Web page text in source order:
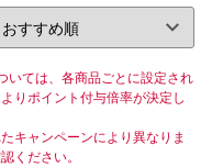
いては、各商品ごとに設定され
りポイント付与倍率が決定し
キャンペーンにより異なりま
ください。